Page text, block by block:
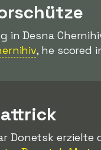
in Desna
, he scored
Donetsk erzielte